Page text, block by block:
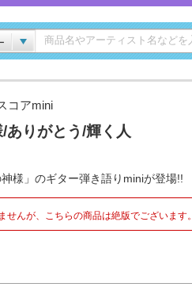
コアmini
/ありがとう/輝く人
様」のギター弾き語りminiが登場!!
んが、こちらの商品は絶版でございます。